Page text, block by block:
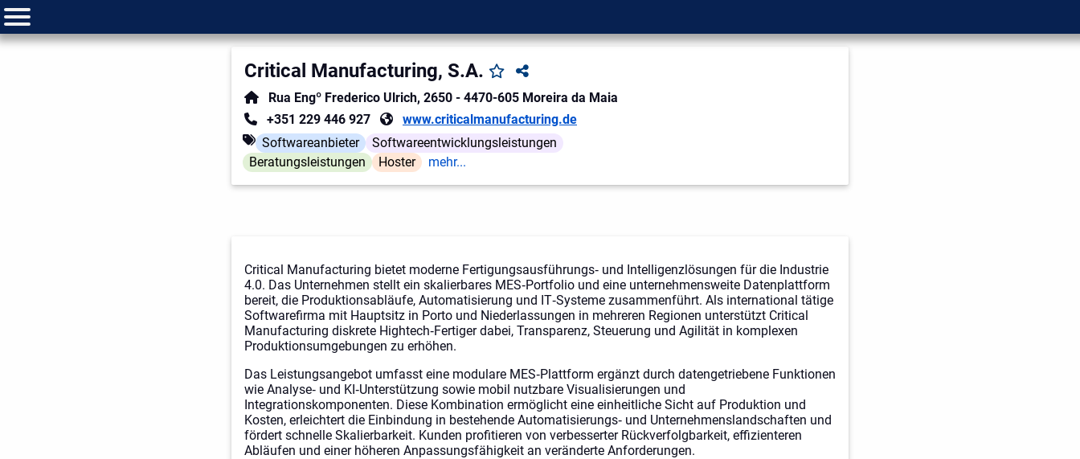
Critical Manufacturing, S.A.
Rua Engº Frederico Ulrich, 2650 - 4470-605 Moreira da Maia
+351 229 446 927
www.criticalmanufacturing.de
Softwareanbieter
Softwareentwicklungsleistungen
Beratungsleistungen
Hoster mehr...
Critical Manufacturing bietet moderne Fertigungsausführungs‑ und Intelligenzlösungen für die Industrie
4.0. Das Unternehmen stellt ein skalierbares MES‑Portfolio und eine unternehmensweite Datenplattform
bereit, die Produktionsabläufe, Automatisierung und IT‑Systeme zusammenführt. Als international tätige
Softwarefirma mit Hauptsitz in Porto und Niederlassungen in mehreren Regionen unterstützt Critical
Manufacturing diskrete Hightech‑Fertiger dabei, Transparenz, Steuerung und Agilität in komplexen
Produktionsumgebungen zu erhöhen.
Das Leistungsangebot umfasst eine modulare MES‑Plattform ergänzt durch datengetriebene Funktionen
wie Analyse‑ und KI‑Unterstützung sowie mobil nutzbare Visualisierungen und
Integrationskomponenten. Diese Kombination ermöglicht eine einheitliche Sicht auf Produktion und
Kosten, erleichtert die Einbindung in bestehende Automatisierungs‑ und Unternehmenslandschaften und
fördert schnelle Skalierbarkeit. Kunden profitieren von verbesserter Rückverfolgbarkeit, effizienteren
Abläufen und einer höheren Anpassungsfähigkeit an veränderte Anforderungen.